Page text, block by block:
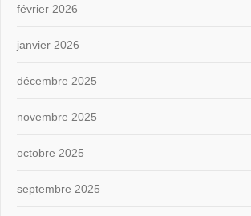
février 2026
janvier 2026
décembre 2025
novembre 2025
octobre 2025
septembre 2025